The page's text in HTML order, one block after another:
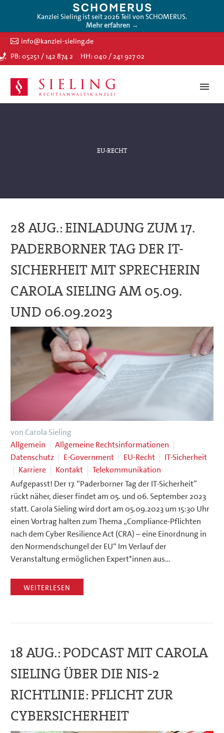
Kanzlei Sieling ist seit 2026 Teil von SCHOMERUS.
Mehr erfahren →
info@kanzlei-sieling.de
PB: 05251 / 142 874 2
HH: 040 / 241 927 02
EU-RECHT
28 AUG.:EINLADUNG ZUM 17.
PADERBORNER TAG DER IT-
SICHERHEIT MIT SPRECHERIN
CAROLA SIELING AM 05.09.
UND 06.09.2023
von Carola Sieling
Allgemein
Allgemeine Rechtsinformationen
Datenschutz
E-Government EU-Recht
IT-Sicherheit
Karriere
Kontakt
Telekommunikation
Aufgepasst! Der 17. “Paderborner Tag der IT-Sicherheit”
rückt näher, dieser findet am 05. und 06. September 2023
statt. Carola Sieling wird dort am 05.09.2023 um 15:30 Uhr
einen Vortrag halten zum Thema „Compliance-Pflichten
nach dem Cyber Resilience Act (CRA) – eine Einordnung in
den Normendschungel der EU“ Im Verlauf der
Veranstaltung ermöglichen Expert*innen aus…
WEITERLESEN
18 AUG.:PODCAST MIT CAROLA
SIELING ÜBER DIE NIS-2
RICHTLINIE: PFLICHT ZUR
CYBERSICHERHEIT